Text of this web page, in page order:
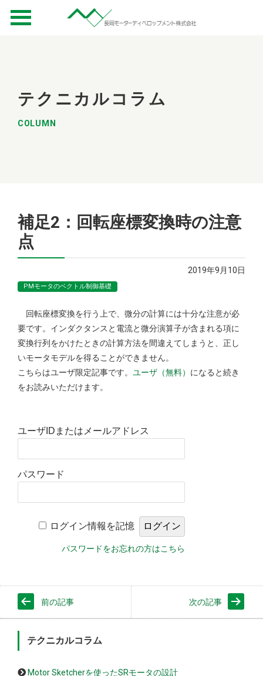
テクニカルコラム
COLUMN
補足2：回転座標変換時の注意
点
2019年9月10日
PMモータのベクトル制御基礎
回転座標変換を行う上で、微分の計算には十分な注意が必
要です。インダクタンスと電流と微分演算子が含まれる項に
変換行列をかけたときの計算方法を間違えてしまうと、正し
いモータモデルを得ることができません。
こちらはユーザ限定記事です。 ユーザ（無料） になると続き
をお読みいただけます。
ユーザIDまたはメールアドレス
パスワード
ログイン情報を記憶
パスワードをお忘れの方はこちら
前の記事 次の記事
テクニカルコラム
Motor Sketcherを使ったSRモータの設計